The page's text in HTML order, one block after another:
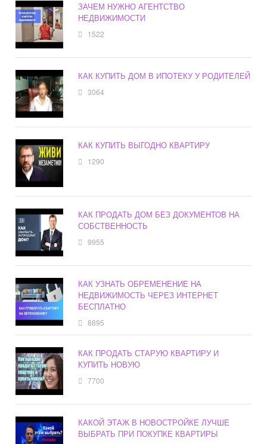
ЗАЧЕМ НУЖНО АГЕНТСТВО
НЕДВИЖИМОСТИ
1522
КАК КУПИТЬ ДОМ В ИПОТЕКУ У РОДИТЕЛЕЙ
3064
КАК КУПИТЬ ВЫГОДНО КВАРТИРУ
1290
КАК ПРОДАТЬ ДОМ БЕЗ ДОКУМЕНТОВ НА
СОБСТВЕННОСТЬ
9955
КАК УЗНАТЬ ОБРЕМЕНЕНИЕ НА
НЕДВИЖИМОСТЬ ЧЕРЕЗ ИНТЕРНЕТ
БЕСПЛАТНО
8895
КАК ПРОДАТЬ СТАРУЮ КВАРТИРУ И
КУПИТЬ НОВУЮ
7700
КАКОЙ ЭТАЖ В НОВОСТРОЙКЕ ЛУЧШЕ
ВЫБРАТЬ ПРИ ПОКУПКЕ КВАРТИРЫ